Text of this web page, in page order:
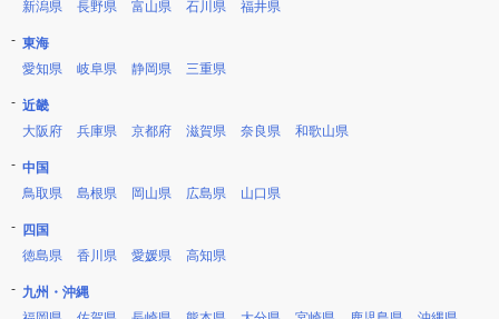
新潟県
長野県 富山県 石川県 福井県
東海
愛知県
岐阜県 静岡県 三重県
近畿
大阪府
兵庫県 京都府 滋賀県 奈良県 和歌山県
中国
鳥取県
島根県 岡山県 広島県 山口県
四国
徳島県
香川県 愛媛県 高知県
九州・沖縄